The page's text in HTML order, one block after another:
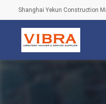
Shanghai Yekun Construction